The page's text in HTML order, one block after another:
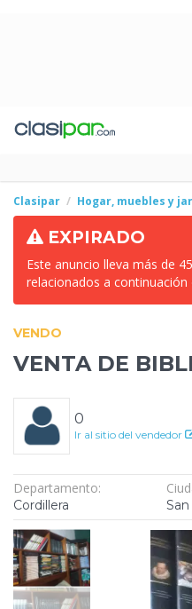
Clasipar Hogar, muebles y
EXPIRADO
Este anuncio lleva más de
relacionados a continuación
VENDO
VENTA DE
0
Ir al sitio del vendedor
Departamento:
Cordillera